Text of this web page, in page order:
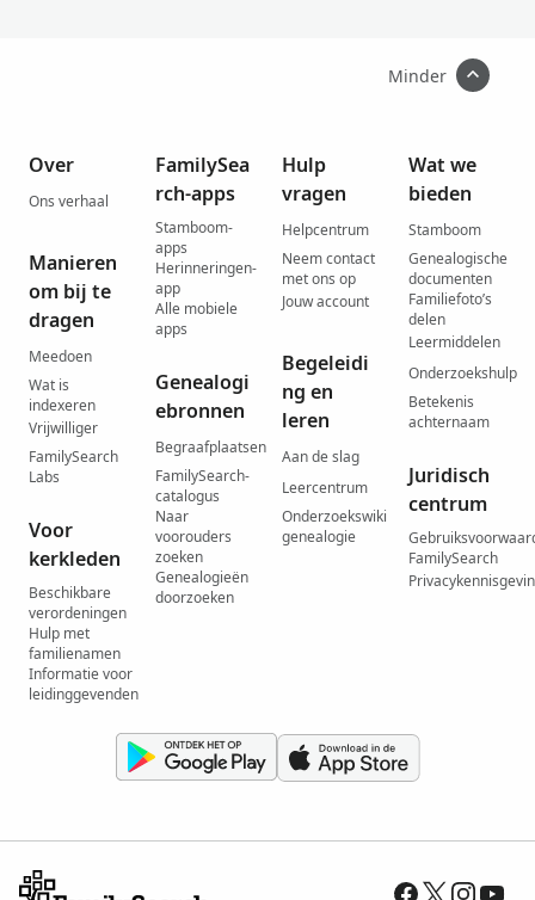
Minder
Over
Ons verhaal
Manieren
om bij te
dragen
Meedoen
Wat is
indexeren
Vrijwilliger
FamilySearch
Labs
Voor
kerkleden
Beschikbare
verordeningen
Hulp met
familienamen
Informatie voor
leidinggevenden
FamilySea
rch-apps
Stamboom-
apps
Herinneringen-
app
Alle mobiele
apps
Genealogi
ebronnen
Begraafplaatsen
FamilySearch-
catalogus
Naar
voorouders
zoeken
Genealogieën
doorzoeken
Hulp
vragen
Helpcentrum
Neem contact
met ons op
Jouw account
Begeleidi
ng en
leren
Aan de slag
Leercentrum
Onderzoekswiki
genealogie
Wat we
bieden
Stamboom
Genealogische
documenten
Familiefoto’s
delen
Leermiddelen
Onderzoekshulp
Betekenis
achternaam
Juridisch
centrum
FamilySearch